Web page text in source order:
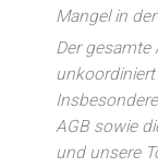
Mangel in
Der gesamte
AGB sowie
und unsere